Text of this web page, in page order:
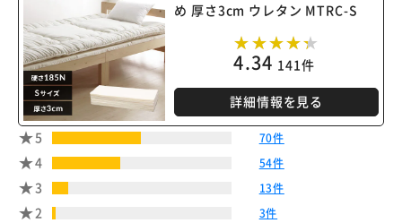
め 厚さ3cm ウレタン MTRC-S
4.34 141件
詳細情報を見る
5 70件
4 54件
3 13件
2 3件